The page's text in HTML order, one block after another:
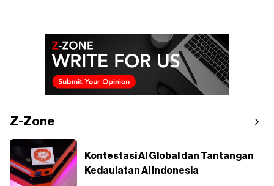
Z-Zone
Kontestasi AI Global dan Tantangan
Kedaulatan AI Indonesia